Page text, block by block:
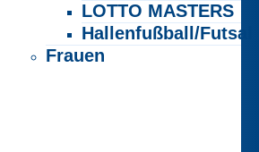
LOTTO MASTERS
Hallenfußball/Futsal
Frauen